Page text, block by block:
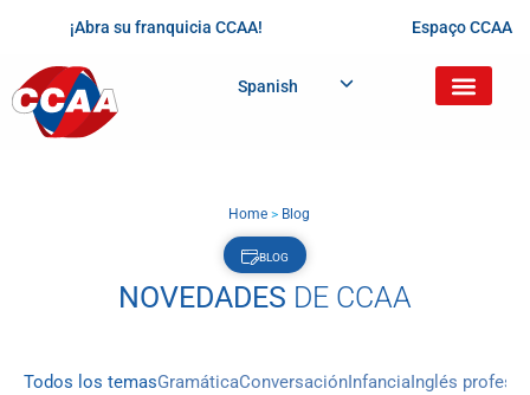
¡Abra su franquicia CCAA! Espaço CCAA
Spanish
Home > Blog
BLOG
NOVEDADES DE CCAA
Todos los temasGramáticaConversaciónInfanciaInglés